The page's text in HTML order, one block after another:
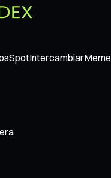
SpotIntercambiarMeme